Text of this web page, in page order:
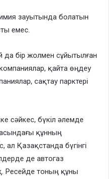
зауытында болатын
емес.
да бір жолмен сұйытылған
қайта өңдеу
сақтау парктері
сәйкес, бүкіл әлемде
құнның
Қазақстанда бүгінгі
де автогаз
Ресейде тоның құны